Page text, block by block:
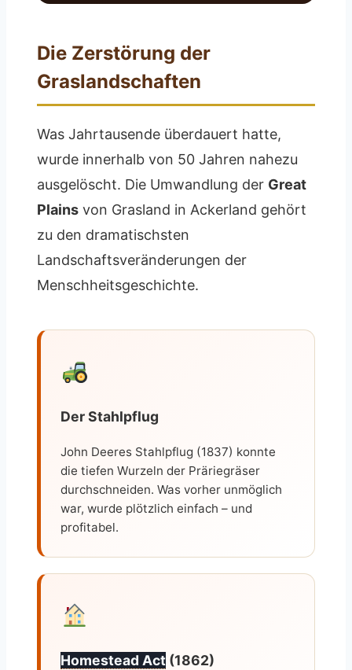
Die Zerstörung der
Graslandschaften
Was Jahrtausende überdauert hatte,
wurde innerhalb von 50 Jahren nahezu
ausgelöscht. Die Umwandlung der Great
Plains von Grasland in Ackerland gehört
zu den dramatischsten
Landschaftsveränderungen der
Menschheitsgeschichte.
Der Stahlpflug
John Deeres Stahlpflug (1837) konnte
die tiefen Wurzeln der Präriegräser
durchschneiden. Was vorher unmöglich
war, wurde plötzlich einfach – und
profitabel.
Homestead Act (1862)